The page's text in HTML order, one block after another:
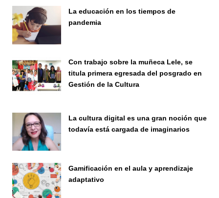
La educación en los tiempos de
pandemia
Con trabajo sobre la muñeca Lele, se
titula primera egresada del posgrado en
Gestión de la Cultura
La cultura digital es una gran noción que
todavía está cargada de imaginarios
Gamificación en el aula y aprendizaje
adaptativo